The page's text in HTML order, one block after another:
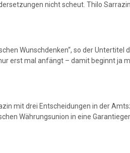
nicht scheut. Thilo
Wunschdenken“, so der
erst mal anfängt – damit beginnt ja
mit drei Entscheidungen in der
Währungsunion in eine